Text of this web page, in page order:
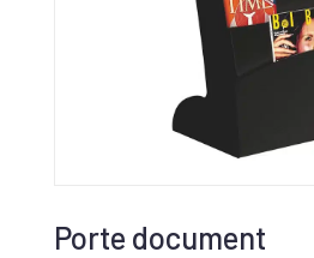
Porte document